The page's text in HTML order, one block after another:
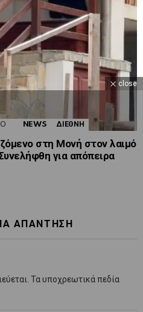
0 Comments
NEWS ΔΙΕΘΝΗ
στη Μονή στον λαιμό
για απόπειρα
ΑΠΆΝΤΗΣΗ
Τα υποχρεωτικά πεδία
close